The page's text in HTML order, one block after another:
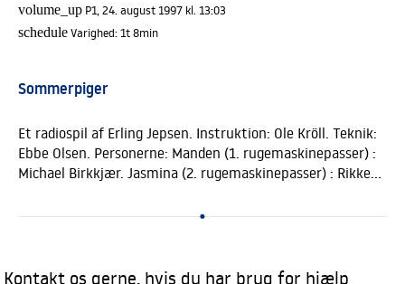
volume_up P1, 24. august 1997 kl. 13:03
scheduleVarighed:1t 8min
Sommerpiger
Et radiospil af Erling Jepsen. Instruktion: Ole Kröll. Teknik:
Ebbe Olsen. Personerne: Manden (1. rugemaskinepasser) :
Michael Birkkjær. Jasmina (2. rugemaskinepasser) : Rikke
Trine Appel. Pernille: Karin Rørbech. Alice: Mika Heilmann.
sommerpiger, som pludselig dukker op i gadebilledet, når
Kontakt os gerne, hvis du har brug for hjælp